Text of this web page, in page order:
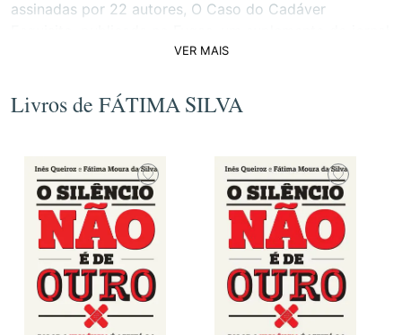
assinadas por 22 autores, O Caso do Cadáver
VER MAIS
Livros de FÁTIMA SILVA